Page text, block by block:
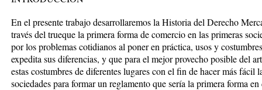
En el presente trabajo desarrollaremos la Historia del Derecho
través del trueque la primera forma de comercio en las primeras
por los problemas cotidianos al poner en práctica, usos y
expedita sus diferencias, y que para el mejor provecho posible del
estas costumbres de diferentes lugares con el fin de hacer más fácil
sociedades para formar un reglamento que sería la primera forma